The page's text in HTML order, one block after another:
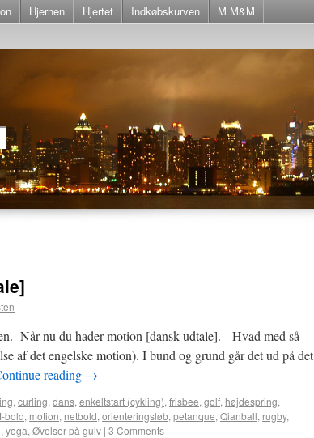
Hjernen Hjertet Indkøbskurven M M&M
Når nu du hader motion [dansk udtale]. Hvad med så
af det engelske motion). I bund og grund går det ud på det
reading →
, curling, dans, enkeltstart (cykling), frisbee, golf, højdespring,
bold, motion, netbold, orienteringsløb, petanque, Qianball, rugby,
, yoga, Øvelser på gulv | 3 Comments